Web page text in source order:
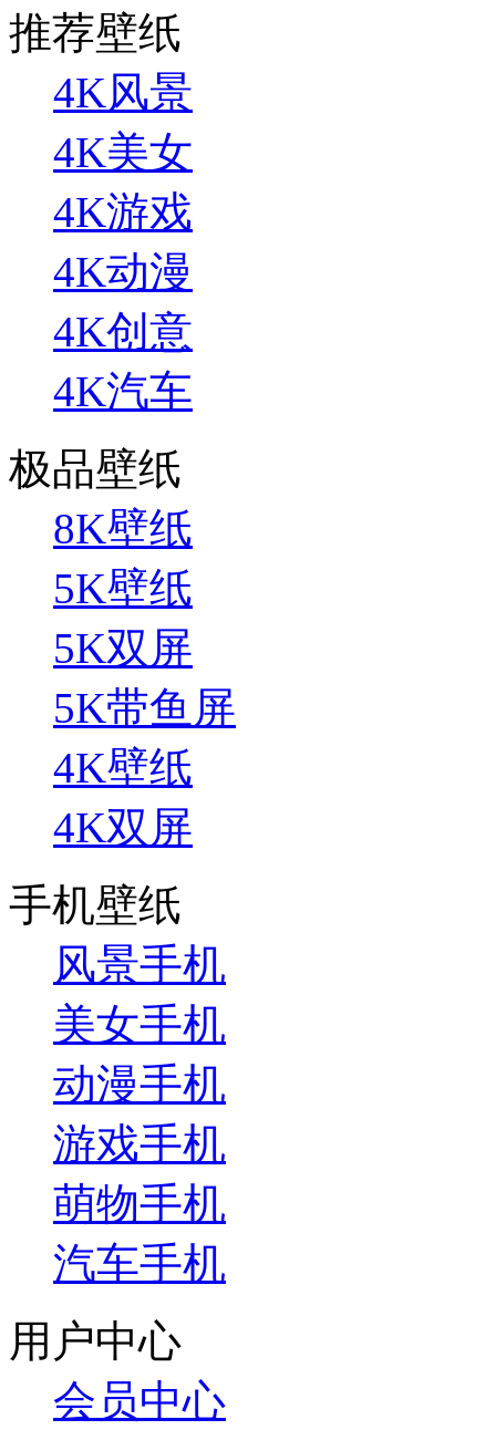
推荐壁纸
4K风景
4K美女
4K游戏
4K动漫
4K创意
4K汽车
极品壁纸
8K壁纸
5K壁纸
5K双屏
5K带鱼屏
4K壁纸
4K双屏
手机壁纸
风景手机
美女手机
动漫手机
游戏手机
萌物手机
汽车手机
用户中心
会员中心